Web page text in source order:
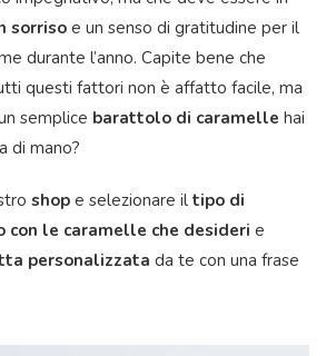
sorriso e un senso di gratitudine per il
durante l’anno. Capite bene che
questi fattori non è affatto facile, ma
semplice barattolo di caramelle hai
di mano?
shop e selezionare il tipo di
con le caramelle che desideri e
personalizzata da te con una frase